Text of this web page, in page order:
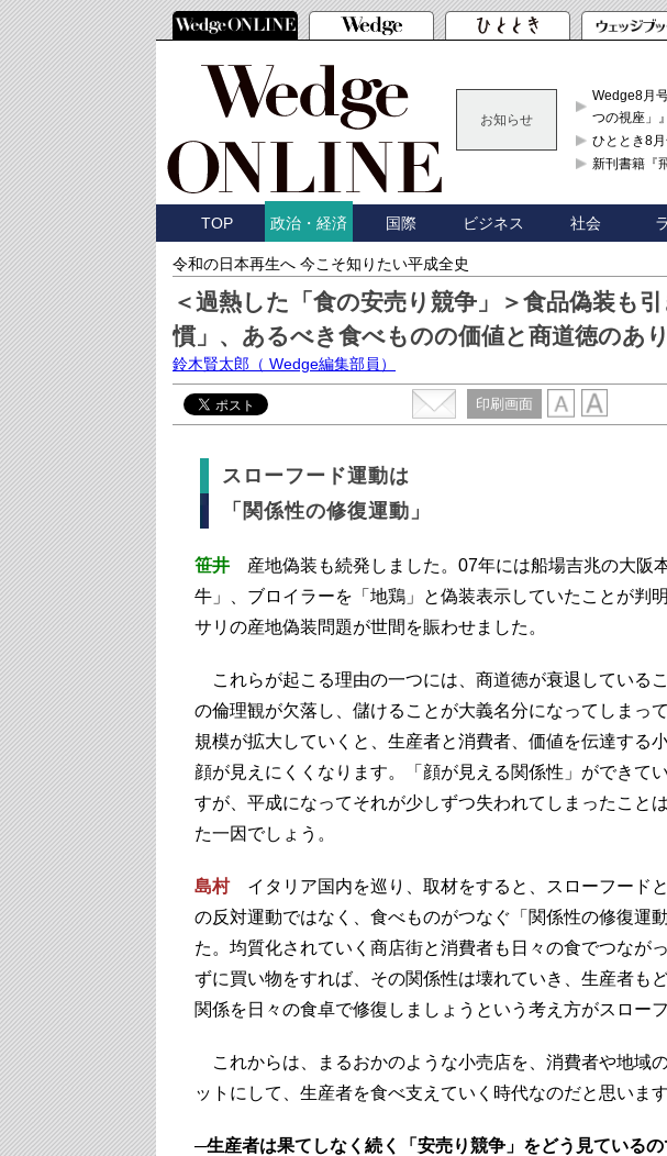
お知らせ
Wedge8月
つの視座」』
ひととき8
新刊書籍『
TOP 政治・経済 国際 ビジネス 社会
令和の日本再生へ 今こそ知りたい平成全史
＜過熱した「食の安売り競争」＞食品偽装も
慣」、あるべき食べものの価値と商道徳のあ
鈴木賢太郎 （ Wedge編集部員）
印刷画面
スローフード運動は
「関係性の修復運動」
笹井 産地偽装も続発しました。07年には船場吉兆の大阪
牛」、ブロイラーを「地鶏」と偽装表示していたことが判
サリの産地偽装問題が世間を賑わせました。
これらが起こる理由の一つには、商道徳が衰退している
の倫理観が欠落し、儲けることが大義名分になってしまっ
規模が拡大していくと、生産者と消費者、価値を伝達する
顔が見えにくくなります。「顔が見える関係性」ができて
すが、平成になってそれが少しずつ失われてしまったこと
た一因でしょう。
島村イタリア国内を巡り、取材をすると、スローフード
の反対運動ではなく、食べものがつなぐ「関係性の修復運
た。均質化されていく商店街と消費者も日々の食でつなが
ずに買い物をすれば、その関係性は壊れていき、生産者も
関係を日々の食卓で修復しましょうという考え方がスロー
これからは、まるおかのような小売店を、消費者や地域
ットにして、生産者を食べ支えていく時代なのだと思います
─生産者は果てしなく続く「安売り競争」をどう見ているの